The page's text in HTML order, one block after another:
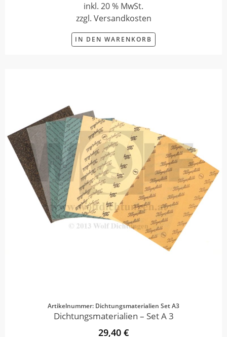
inkl. 20 % MwSt.
zzgl. Versandkosten
IN DEN WARENKORB
Artikelnummer: Dichtungsmaterialien Set A3
Dichtungsmaterialien – Set A 3
29,40 €